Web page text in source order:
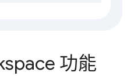
功能